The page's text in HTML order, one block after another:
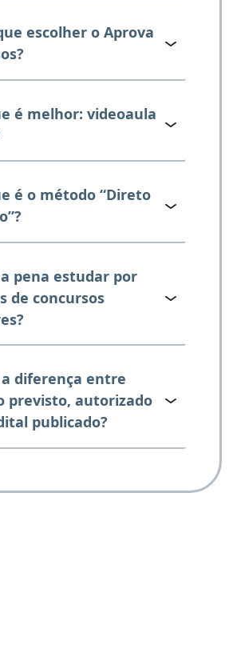
escolher o Aprova
é melhor: videoaula
é o método “Direto
a pena estudar por
de concursos
a diferença entre
previsto, autorizado
publicado?